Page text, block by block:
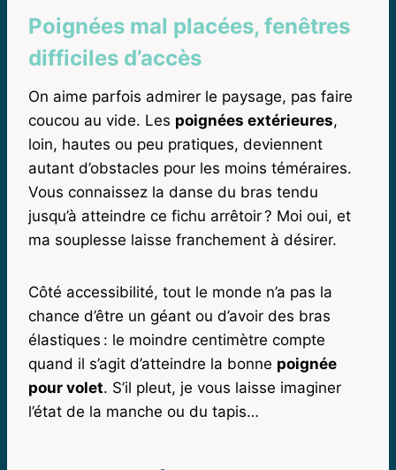
Poignées mal placées, fenêtres
difficiles d’accès
On aime parfois admirer le paysage, pas faire
coucou au vide. Les poignées extérieures,
loin, hautes ou peu pratiques, deviennent
autant d’obstacles pour les moins téméraires.
Vous connaissez la danse du bras tendu
jusqu’à atteindre ce fichu arrêtoir ? Moi oui, et
ma souplesse laisse franchement à désirer.
Côté accessibilité, tout le monde n’a pas la
chance d’être un géant ou d’avoir des bras
élastiques : le moindre centimètre compte
quand il s’agit d’atteindre la bonne poignée
pour volet. S’il pleut, je vous laisse imaginer
l’état de la manche ou du tapis…